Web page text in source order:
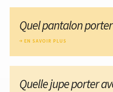
Quel pantalon
EN SAVOIR PLUS
Quelle jupe porter